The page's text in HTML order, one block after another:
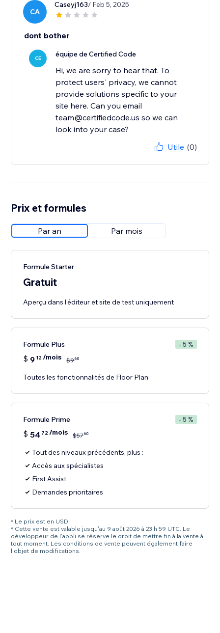
CA
Caseyj163/ Feb 5, 2025
dont bother
CE équipe de Certified Code
Hi, we are sorry to hear that. To
protect users' privacy, we cannot
provide solutions specific to your
site here. Can you email
team@certifiedcode.us so we can
look into your case?
Utile (0)
Prix et formules
Par an Par mois
Formule Starter
Gratuit
Aperçu dans l'éditeur et site de test uniquement
Formule Plus - 5 %
$ 9 12/mois $960
Toutes les fonctionnalités de Floor Plan
Formule Prime - 5 %
$ 54 72/mois $5760
Tout des niveaux précédents, plus :
Accès aux spécialistes
First Assist
Demandes prioritaires
* Le prix est en USD.
* Cette vente est valable jusqu'au 9 août 2026 à 23 h 59 UTC. Le
développeur de l'appli se réserve le droit de mettre fin à la vente à
tout moment. Les conditions de vente peuvent également faire
l'objet de modifications.